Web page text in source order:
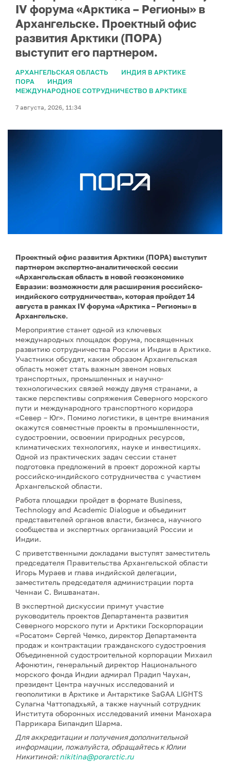
IV форума «Арктика – Регионы» в
Архангельске. Проектный офис
развития Арктики (ПОРА)
выступит его партнером.
АРХАНГЕЛЬСКАЯ ОБЛАСТЬ
ИНДИЯ В АРКТИКЕ
ПОРА
ИНДИЯ
МЕЖДУНАРОДНОЕ СОТРУДНИЧЕСТВО В АРКТИКЕ
7 августа, 2026, 11:34
Проектный офис развития Арктики (ПОРА) выступит
партнером экспертно-аналитической сессии
«Архангельская область в новой геоэкономике
Евразии: возможности для расширения российско-
индийского сотрудничества», которая пройдет 14
августа в рамках IV форума «Арктика – Регионы» в
Архангельске.
Мероприятие станет одной из ключевых
международных площадок форума, посвященных
развитию сотрудничества России и Индии в Арктике.
Участники обсудят, каким образом Архангельская
область может стать важным звеном новых
транспортных, промышленных и научно-
технологических связей между двумя странами, а
также перспективы сопряжения Северного морского
пути и международного транспортного коридора
«Север – Юг». Помимо логистики, в центре внимания
окажутся совместные проекты в промышленности,
судостроении, освоении природных ресурсов,
климатических технологиях, науке и инвестициях.
Одной из практических задач сессии станет
подготовка предложений в проект дорожной карты
российско-индийского сотрудничества с участием
Архангельской области.
Работа площадки пройдет в формате Business,
Technology and Academic Dialogue и объединит
представителей органов власти, бизнеса, научного
сообщества и экспертных организаций России и
Индии.
С приветственными докладами выступят заместитель
председателя Правительства Архангельской области
Игорь Мураев и глава индийской делегации,
заместитель председателя администрации порта
Ченнаи С. Вишванатан.
В экспертной дискуссии примут участие
руководитель проектов Департамента развития
Северного морского пути и Арктики Госкорпорации
«Росатом» Сергей Чемко, директор Департамента
продаж и контрактации гражданского судостроения
Объединенной судостроительной корпорации Михаил
Афонютин, генеральный директор Национального
морского фонда Индии адмирал Прадип Чаухан,
президент Центра научных исследований и
геополитики в Арктике и Антарктике SaGAA LIGHTS
Сулагна Чаттопадхьяй, а также научный сотрудник
Института оборонных исследований имени Манохара
Паррикара Бипандип Шарма.
Для аккредитации и получения дополнительной
информации, пожалуйста, обращайтесь к Юлии
Никитиной:nikitina@porarctic.ru